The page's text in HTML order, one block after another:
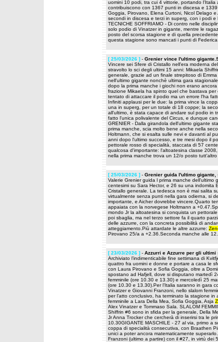
uomini 10 podi, tra cui 4 vittorie, portando
contribuiscono con 1367 punti in discesa e
Goggia, Pirovano, Elena Curtoni, Nicol Delago
secondi in discesa e terzi in superg, con i podi
TECNICHE SOFFRIAMO - Di contro nelle
solo podio di Vinatzer in gigante, mentre le
posto del scorsa stagione e di quella
questa stagione sono mancati i punti di
[ 25/03/2026 ] - Grenier vince l'ultimo
Vincere sei Sfere di Cristallo nell'era moderna
stravolto lo sci degli ultimi 15 anni: Mikaela
generale, grazie ad un finale strepitoso di
nell'ultimo gigante nonchè ultima gara
dopo la prima manche i giochi non erano
frazione Mikaela ha spinto quel che bastava
tentato di attaccare il podio ma un errore l'ha
Infiniti applausi per le due: la prima vince la
una in superg, per un totale di 18 coppe; la
all'ultimo, è stata capace di andare sul podio in
fatto l'unica polivalente del Circus, e dunque
GRENIER - Dalla girandola dell'ultimo gigante
prima manche, scia molto bene anche nella
Holtmann, che si esalta sulle nevi e davanti al
anni dopo l'ultimo successo, e tre mesi dopo il
pettorale rosso di specialità, staccata di 57
qualcosa d'importante: l'altoatesina classe
nella prima manche trova un 12/o posto
[ 25/03/2026 ] - Grenier guida l'ultimo gigante,
Valerie Grenier guida l prima manche
centesimi su Sara Hector, e 26 su una indomita
Cristallo generale. La tedesca non è mai salita
virtualmente senza punti nella gara odierna, si
importante, e Aicher dovrebbe vincere.Quarto
appaiata con la norvegese Holtmann a
mondo Jr la altoatesina si conquista un
poi sbaglia, ma nel terzo settore fa il quarto
delle azzurre, con la concreta possibilità di
atteggiamento.Più attardate le altre azzurre:
Pirovano 25/a a +2.36.Seconda manche alle
[ 23/03/2026 ] - Azzurri e Azzurre per gli ultimi
Archiviato l’indimenticabile fine settimana di
quattro fra uomini e donne e portare a casa le
con Laura Pirovano e Sofia Goggia, oltre a
spostano ad Hafjell, dove si disputano martedì
femminile (ore 10.30 e 13.30) e mercoledì 25
(ore 10.30 e 13.30).Per l’Italia saranno in gara
Vinatzer e Giovanni Franzoni, nello slalom
per l’atto conclusivo, ha terminato la stagione
femminile a Lara Della Mea, Sofia Goggia, Asja
Alex Vinatzer e Tommaso Sala. SLALOM
Shiffrin #6 sono in sfida per la generale, Della
Jr Anna Trocker che cercherà di inserirsi tra le
10.30GIGANTE MASCHILE - 27 al via, primo a
coppa di specialità consecutiva, con Braathen
unici a poter ancora matematicamente
Franzoni (ultimo a partire) con il #27, in virtù